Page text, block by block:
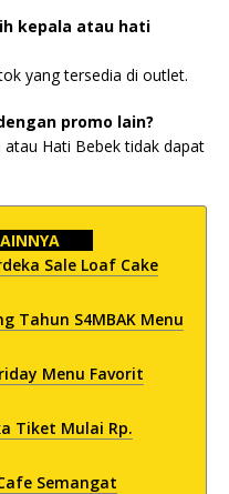
kepala atau hati
yang tersedia di outlet.
promo lain?
Hati Bebek tidak dapat
Sale Loaf Cake
Tahun S4MBAK Menu
Menu Favorit
Tiket Mulai Rp.
Semangat